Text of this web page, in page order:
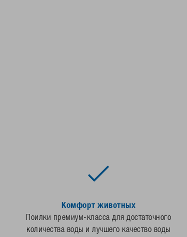
Комфорт животных
Поилки премиум-класса для достаточного
количества воды и лучшего качество воды